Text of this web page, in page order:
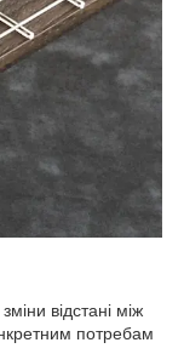
відстані між
потребам